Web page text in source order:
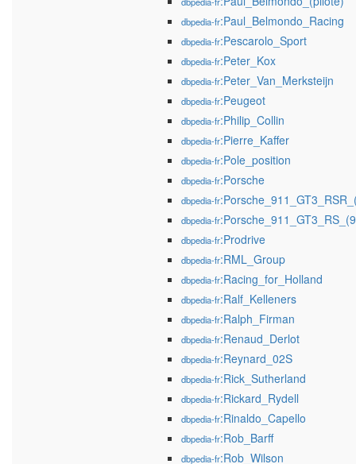
dbpedia-fr:Paul_Belmondo_Racing
dbpedia-fr:Pescarolo_Sport
dbpedia-fr:Peter_Kox
dbpedia-fr:Peter_Van_Merksteijn
dbpedia-fr:Peugeot
dbpedia-fr:Philip_Collin
dbpedia-fr:Pierre_Kaffer
dbpedia-fr:Pole_position
dbpedia-fr:Porsche
dbpedia-fr
dbpedia-fr
dbpedia-fr:Prodrive
dbpedia-fr:RML_Group
dbpedia-fr:Racing_for_Holland
dbpedia-fr:Ralf_Kelleners
dbpedia-fr:Ralph_Firman
dbpedia-fr:Renaud_Derlot
dbpedia-fr:Reynard_02S
dbpedia-fr:Rick_Sutherland
dbpedia-fr:Rickard_Rydell
dbpedia-fr:Rinaldo_Capello
dbpedia-fr:Rob_Barff
dbpedia-fr:Rob_Wilson